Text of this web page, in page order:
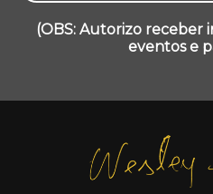
(OBS: Autorizo receber
eventos e